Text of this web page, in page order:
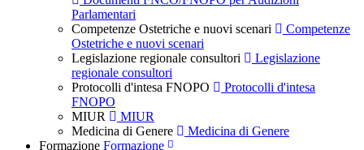
Parlamentari
Competenze Ostetriche e nuovi scenari
Competenze
Ostetriche e nuovi scenari
Legislazione regionale consultori
Legislazione
regionale consultori
Protocolli d'intesa FNOPO
Protocolli d'intesa
FNOPO
MIUR
MIUR
Medicina di Genere
Medicina di Genere
Formazione Formazione